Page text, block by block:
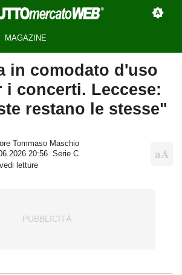
MAGAZINE
in comodato d'uso
i concerti. Leccese:
restano le stesse"
Tommaso Maschio
20:56
Serie C
vedi letture